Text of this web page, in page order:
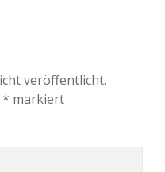
veröffentlicht.
* markiert